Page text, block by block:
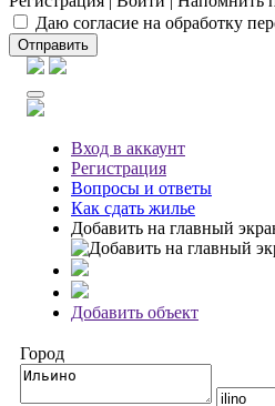
Даю согласие на обработку
Отправить
Вход в аккаунт
Регистрация
Вопросы и ответы
Как сдать жилье
Добавить на главный
Добавить объект
Город